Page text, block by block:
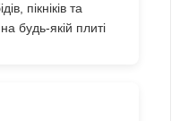
пікніків та
будь-якій плиті